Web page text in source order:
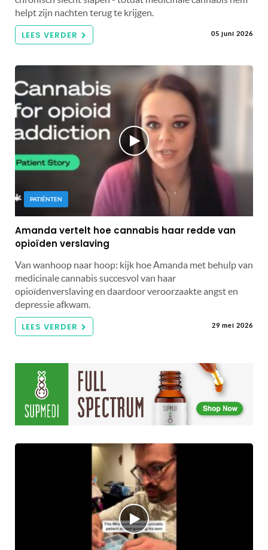
helpt zijn nachten terug te krijgen.
LEES VERDER 05 juni 2026
PATIËNTEN
Amanda vertelt hoe cannabis haar redde van
opioïden verslaving
Van wanhoop naar hoop: kijk hoe Amanda met behulp van
medicinale cannabis succesvol van haar
opioïdenverslaving en daardoor veroorzaakte angst en
depressie afkwam.
LEES VERDER 29 mei 2026